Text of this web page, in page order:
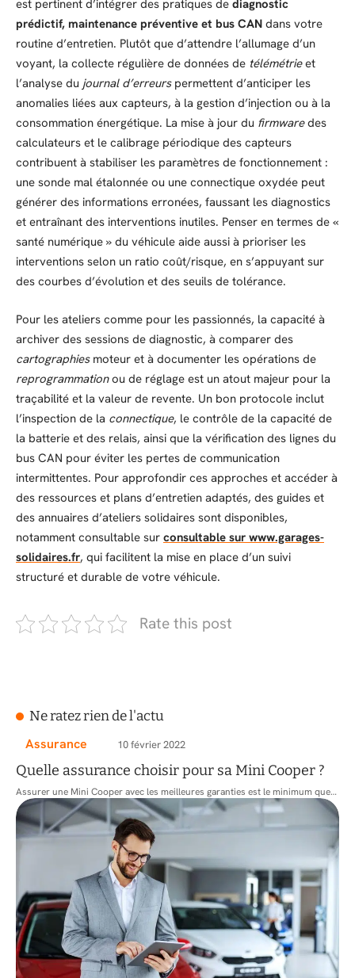
est pertinent d’intégrer des pratiques de diagnostic
prédictif, maintenance préventive et bus CAN dans votre
routine d’entretien. Plutôt que d’attendre l’allumage d’un
voyant, la collecte régulière de données de télémétrieet
l’analyse du journal d’erreurspermettent d’anticiper les
anomalies liées aux capteurs, à la gestion d’injection ou à la
consommation énergétique. La mise à jour du firmwaredes
calculateurs et le calibrage périodique des capteurs
contribuent à stabiliser les paramètres de fonctionnement :
une sonde mal étalonnée ou une connectique oxydée peut
générer des informations erronées, faussant les diagnostics
et entraînant des interventions inutiles. Penser en termes de «
santé numérique » du véhicule aide aussi à prioriser les
interventions selon un ratio coût/risque, en s’appuyant sur
des courbes d’évolution et des seuils de tolérance.
Pour les ateliers comme pour les passionnés, la capacité à
archiver des sessions de diagnostic, à comparer des
cartographiesmoteur et à documenter les opérations de
reprogrammationou de réglage est un atout majeur pour la
traçabilité et la valeur de revente. Un bon protocole inclut
l’inspection de la connectique, le contrôle de la capacité de
la batterie et des relais, ainsi que la vérification des lignes du
bus CAN pour éviter les pertes de communication
intermittentes. Pour approfondir ces approches et accéder à
des ressources et plans d’entretien adaptés, des guides et
des annuaires d’ateliers solidaires sont disponibles,
notamment consultable sur consultable sur www.garages-
solidaires.fr, qui facilitent la mise en place d’un suivi
structuré et durable de votre véhicule.
Rate this post
Ne ratez rien de l'actu
Assurance
10 février 2022
Quelle assurance choisir pour sa Mini Cooper ?
Assurer une Mini Cooper avec les meilleures garanties est le minimum que…